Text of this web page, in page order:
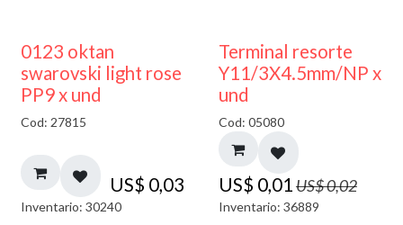
0123 oktan
swarovski light rose
PP9 x und
Cod: 27815
US$ 0,03
Inventario: 30240
50% DESCUENTO
Terminal resorte
Y11/3X4.5mm/NP x
und
Cod: 05080
US$ 0,01 US$0,02
Inventario: 36889